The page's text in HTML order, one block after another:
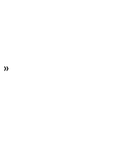
»